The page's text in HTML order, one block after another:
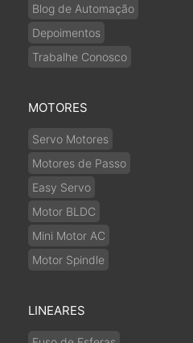
Blog de Automação
Depoimentos
Trabalhe Conosco
MOTORES
Servo Motores
Motores de Passo
Easy Servo
Motor BLDC
Mini Motor AC
Motor Spindle
LINEARES